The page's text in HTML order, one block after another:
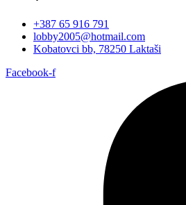
+387 65 916 791
lobby2005@hotmail.com
Kobatovci bb, 78250 Laktaši
Facebook-f